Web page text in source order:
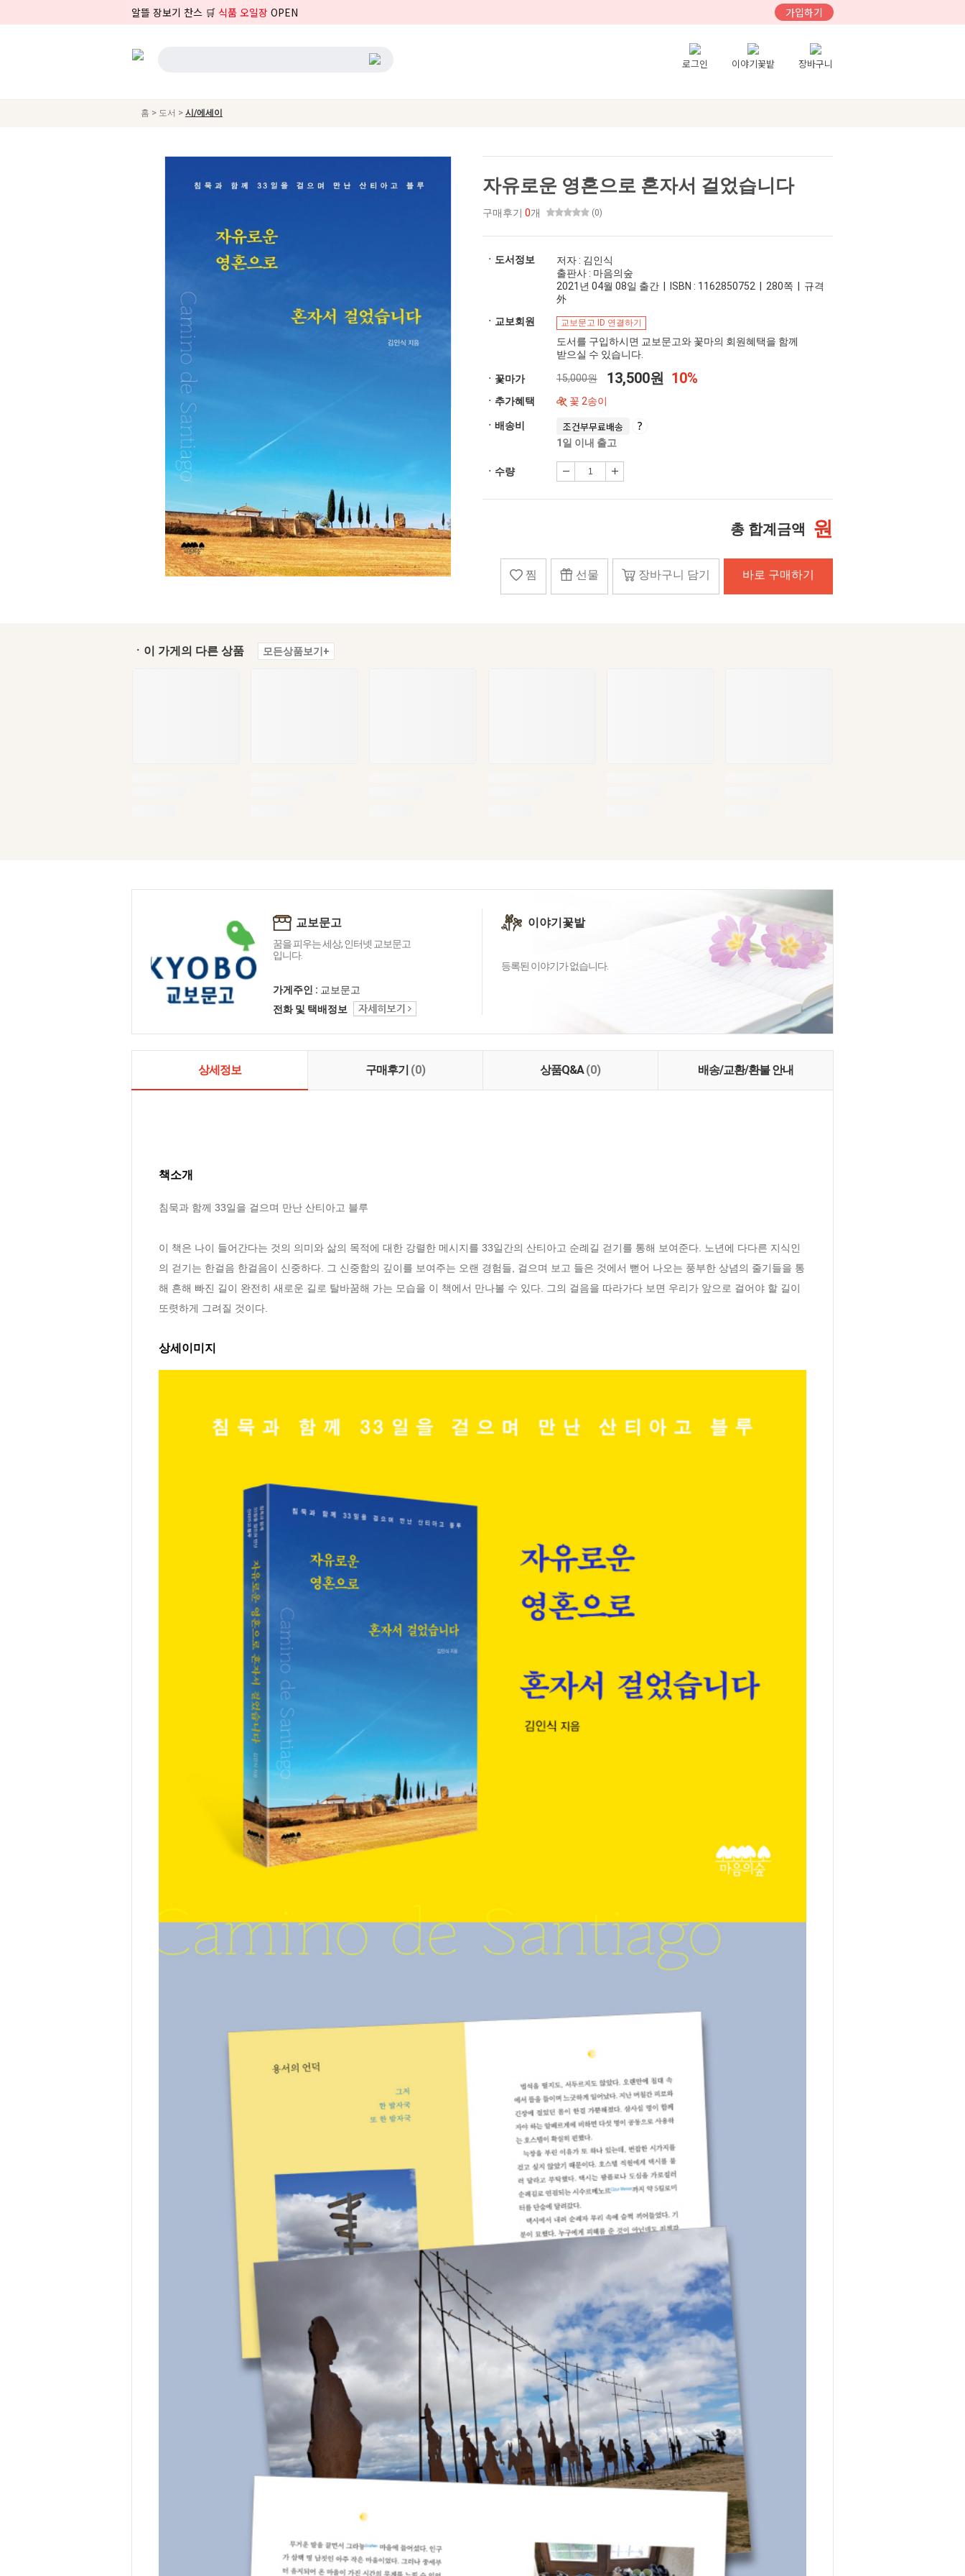
알뜰 장보기 찬스 🛒 식품 오일장 OPEN 가입하기
로그인 이야기꽃밭 장바구니
홈 > 도서 > 시/에세이
자유로운 영혼으로 혼자서 걸었습니다
구매후기 0개 (0)
ㆍ도서정보
저자 : 김인식
출판사 : 마음의숲
2021년 04월 08일 출간 | ISBN : 1162850752 | 280쪽 | 규격
外
ㆍ교보회원
교보문고 ID 연결하기
도서를 구입하시면 교보문고와 꽃마의 회원혜택을 함께
받으실 수 있습니다.
ㆍ꽃마가 15,000원 13,500원 10%
ㆍ추가혜택 꽃 2송이
ㆍ배송비 조건부무료배송
1일 이내 출고
ㆍ수량
총 합계금액 원
찜 선물 장바구니 담기 바로 구매하기
ㆍ이 가게의 다른 상품 모든상품보기+
교보문고
꿈을 피우는 세상, 인터넷 교보문고
입니다.
가게주인 : 교보문고
전화 및 택배정보
이야기꽃밭
등록된 이야기가 없습니다.
상세정보 구매후기 (0) 상품Q&A(0) 배송/교환/환불 안내
책소개
침묵과 함께 33일을 걸으며 만난 산티아고 블루
이 책은 나이 들어간다는 것의 의미와 삶의 목적에 대한 강렬한 메시지를 33일간의 산티아고 순례길 걷기를 통해 보여준다. 노년에 다다른 지식인
의 걷기는 한걸음 한걸음이 신중하다. 그 신중함의 깊이를 보여주는 오랜 경험들, 걸으며 보고 들은 것에서 뻗어 나오는 풍부한 상념의 줄기들을 통
해 흔해 빠진 길이 완전히 새로운 길로 탈바꿈해 가는 모습을 이 책에서 만나볼 수 있다. 그의 걸음을 따라가다 보면 우리가 앞으로 걸어야 할 길이
또렷하게 그려질 것이다.
상세이미지